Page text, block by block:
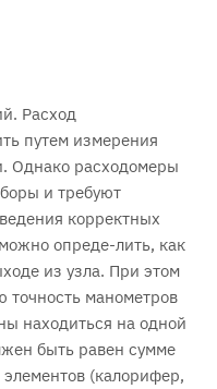
Расход
путем измерения
Однако расходомеры
и требуют
корректных
опреде-лить, как
из узла. При этом
точность манометров
находиться на одной
быть равен сумме
(калорифер,